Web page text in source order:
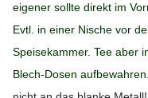
eigener sollte direkt im
Evtl. in einer Nische vor
Speisekammer. Tee aber
Blech-Dosen aufbewahren.